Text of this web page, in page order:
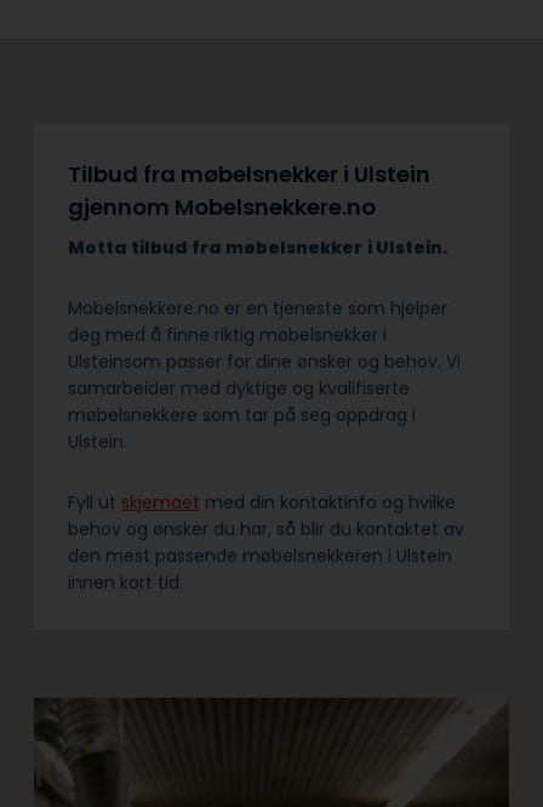
Tilbud fra møbelsnekker i Ulstein
gjennom Mobelsnekkere.no
Motta tilbud fra møbelsnekker i Ulstein.
Mobelsnekkere.no er en tjeneste som hjelper
deg med å finne riktig møbelsnekker i
Ulsteinsom passer for dine ønsker og behov. Vi
samarbeider med dyktige og kvalifiserte
møbelsnekkere som tar på seg oppdrag i
Ulstein.
Fyll ut skjemaet med din kontaktinfo og hvilke
behov og ønsker du har, så blir du kontaktet av
den mest passende møbelsnekkeren i Ulstein
innen kort tid.